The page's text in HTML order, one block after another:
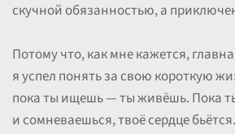
скучной обязанностью, а
Потому что, как мне кажется,
я успел понять за свою короткую
пока ты ищешь — ты живёшь. Пока
и сомневаешься, твоё сердце